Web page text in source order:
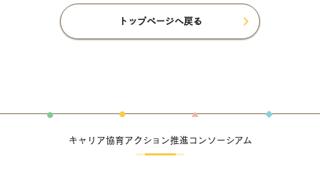
トップページへ戻る
キャリア協育アクション推進コンソーシアム